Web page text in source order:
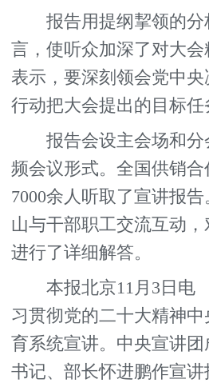
报告用提纲挈领的分
言，使听众加深了对大
表示，要深刻领会党中
行动把大会提出的目标任
报告会设主会场和分
频会议形式。全国供销
7000余人听取了宣讲报
山与干部职工交流互动
进行了详细解答。
本报北京11月3日电
习贯彻党的二十大精神
育系统宣讲。中央宣讲团
书记、部长怀进鹏作宣讲